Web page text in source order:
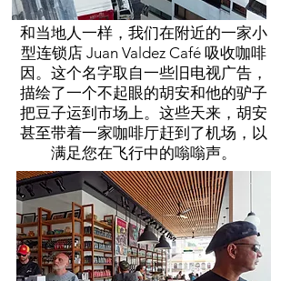
和当地人一样，我们在附近的一家小
型连锁店 Juan Valdez Café 吸收咖啡
因。这个名字取自一些旧电视广告，
描绘了一个不起眼的胡安和他的驴子
把豆子运到市场上。这些天来，胡安
甚至带着一家咖啡厅赶到了机场，以
满足您在飞行中的嗡嗡声。